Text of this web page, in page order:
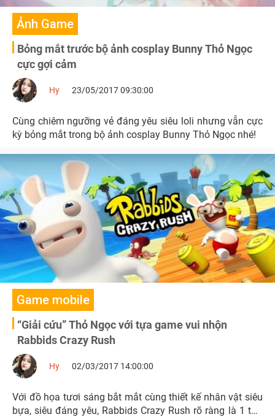
Ảnh Game
Bỏng mắt trước bộ ảnh cosplay Bunny Thỏ Ngọc
cực gợi cảm
Hy 23/05/2017 09:30:00
Cùng chiêm ngưỡng vẻ đáng yêu siêu loli nhưng vẫn cực
kỳ bỏng mắt trong bộ ảnh cosplay Bunny Thỏ Ngọc nhé!
Game mobile
“Giải cứu” Thỏ Ngọc với tựa game vui nhộn
Rabbids Crazy Rush
Hy 02/03/2017 14:00:00
Với đồ họa tươi sáng bắt mắt cùng thiết kế nhân vật siêu
bựa, siêu đáng yêu, Rabbids Crazy Rush rõ ràng là 1 tựa